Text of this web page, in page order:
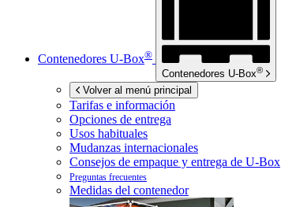
Contenedores U-Box®
Contenedores U-Box®
Volver al menú principal
Tarifas e información
Opciones de entrega
Usos habituales
Mudanzas internacionales
Consejos de empaque y entrega de U-Box
Preguntas frecuentes
Medidas del contenedor